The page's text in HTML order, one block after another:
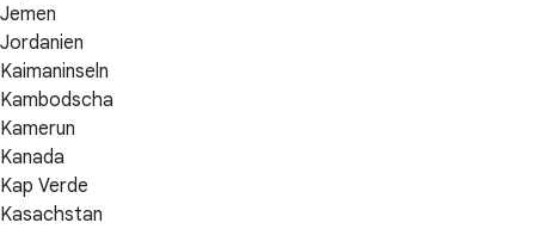
Jemen
Jordanien
Kaimaninseln
Kambodscha
Kamerun
Kanada
Kap Verde
Kasachstan